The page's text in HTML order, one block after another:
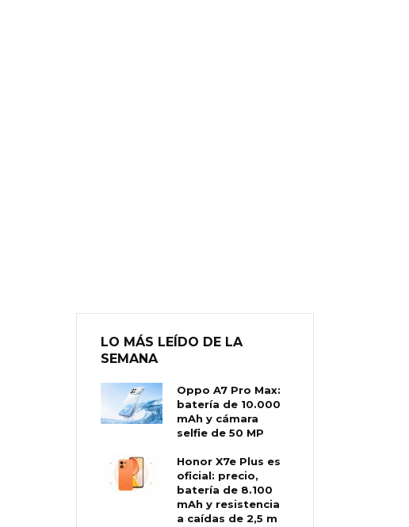
LO MÁS LEÍDO DE LA
SEMANA
Oppo A7 Pro Max:
batería de 10.000
mAh y cámara
selfie de 50 MP
Honor X7e Plus es
oficial: precio,
batería de 8.100
mAh y resistencia
a caídas de 2,5 m